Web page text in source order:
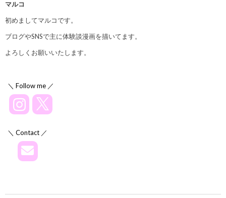
マルコ
初めましてマルコです。
ブログやSNSで主に体験談漫画を描いてます。
よろしくお願いいたします。
＼ Follow me ／
＼ Contact ／